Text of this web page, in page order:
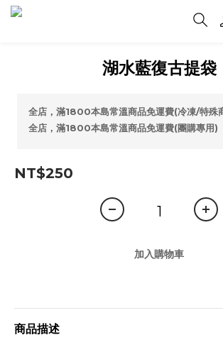
湖水藍復古提袋
全店，滿1800本島常溫商品免運費(冷凍/特殊
全店，滿1800本島常溫商品免運費(團購專用)
NT$250
加入購物車
商品描述